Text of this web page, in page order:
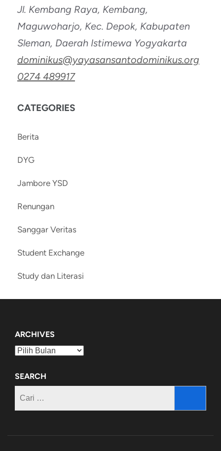
Jl. Kembang Raya, Kembang,
Maguwoharjo, Kec. Depok, Kabupaten
Sleman, Daerah Istimewa Yogyakarta
dominikus@yayasansantodominikus.org
0274 489917
CATEGORIES
Berita
DYG
Jambore YSD
Renungan
Sanggar Veritas
Student Exchange
Study dan Literasi
ARCHIVES
Archives
SEARCH